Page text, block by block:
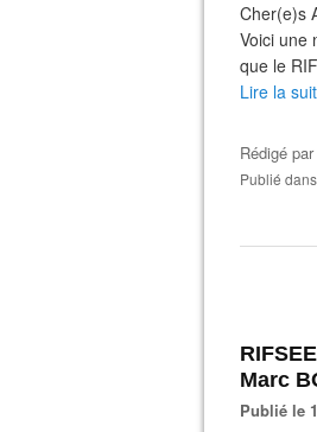
Cher(e)s
Voici une
que le
Lire la
Rédigé par
Publié dans
Marc
Publié le